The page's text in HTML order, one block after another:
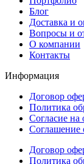
Блог
Доставка и
Вопросы и
О компании
Контакты
Информация
Договор
Политика
Согласие на
Соглашение
Договор
Политика